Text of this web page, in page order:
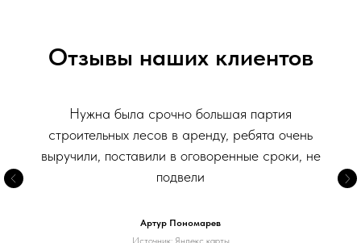
Отзывы наших клиентов
Нужна была срочно большая партия
строительных лесов в аренду, ребята очень
выручили, поставили в оговоренные сроки, не
подвели
Артур Пономарев
Источник: Яндекс карты